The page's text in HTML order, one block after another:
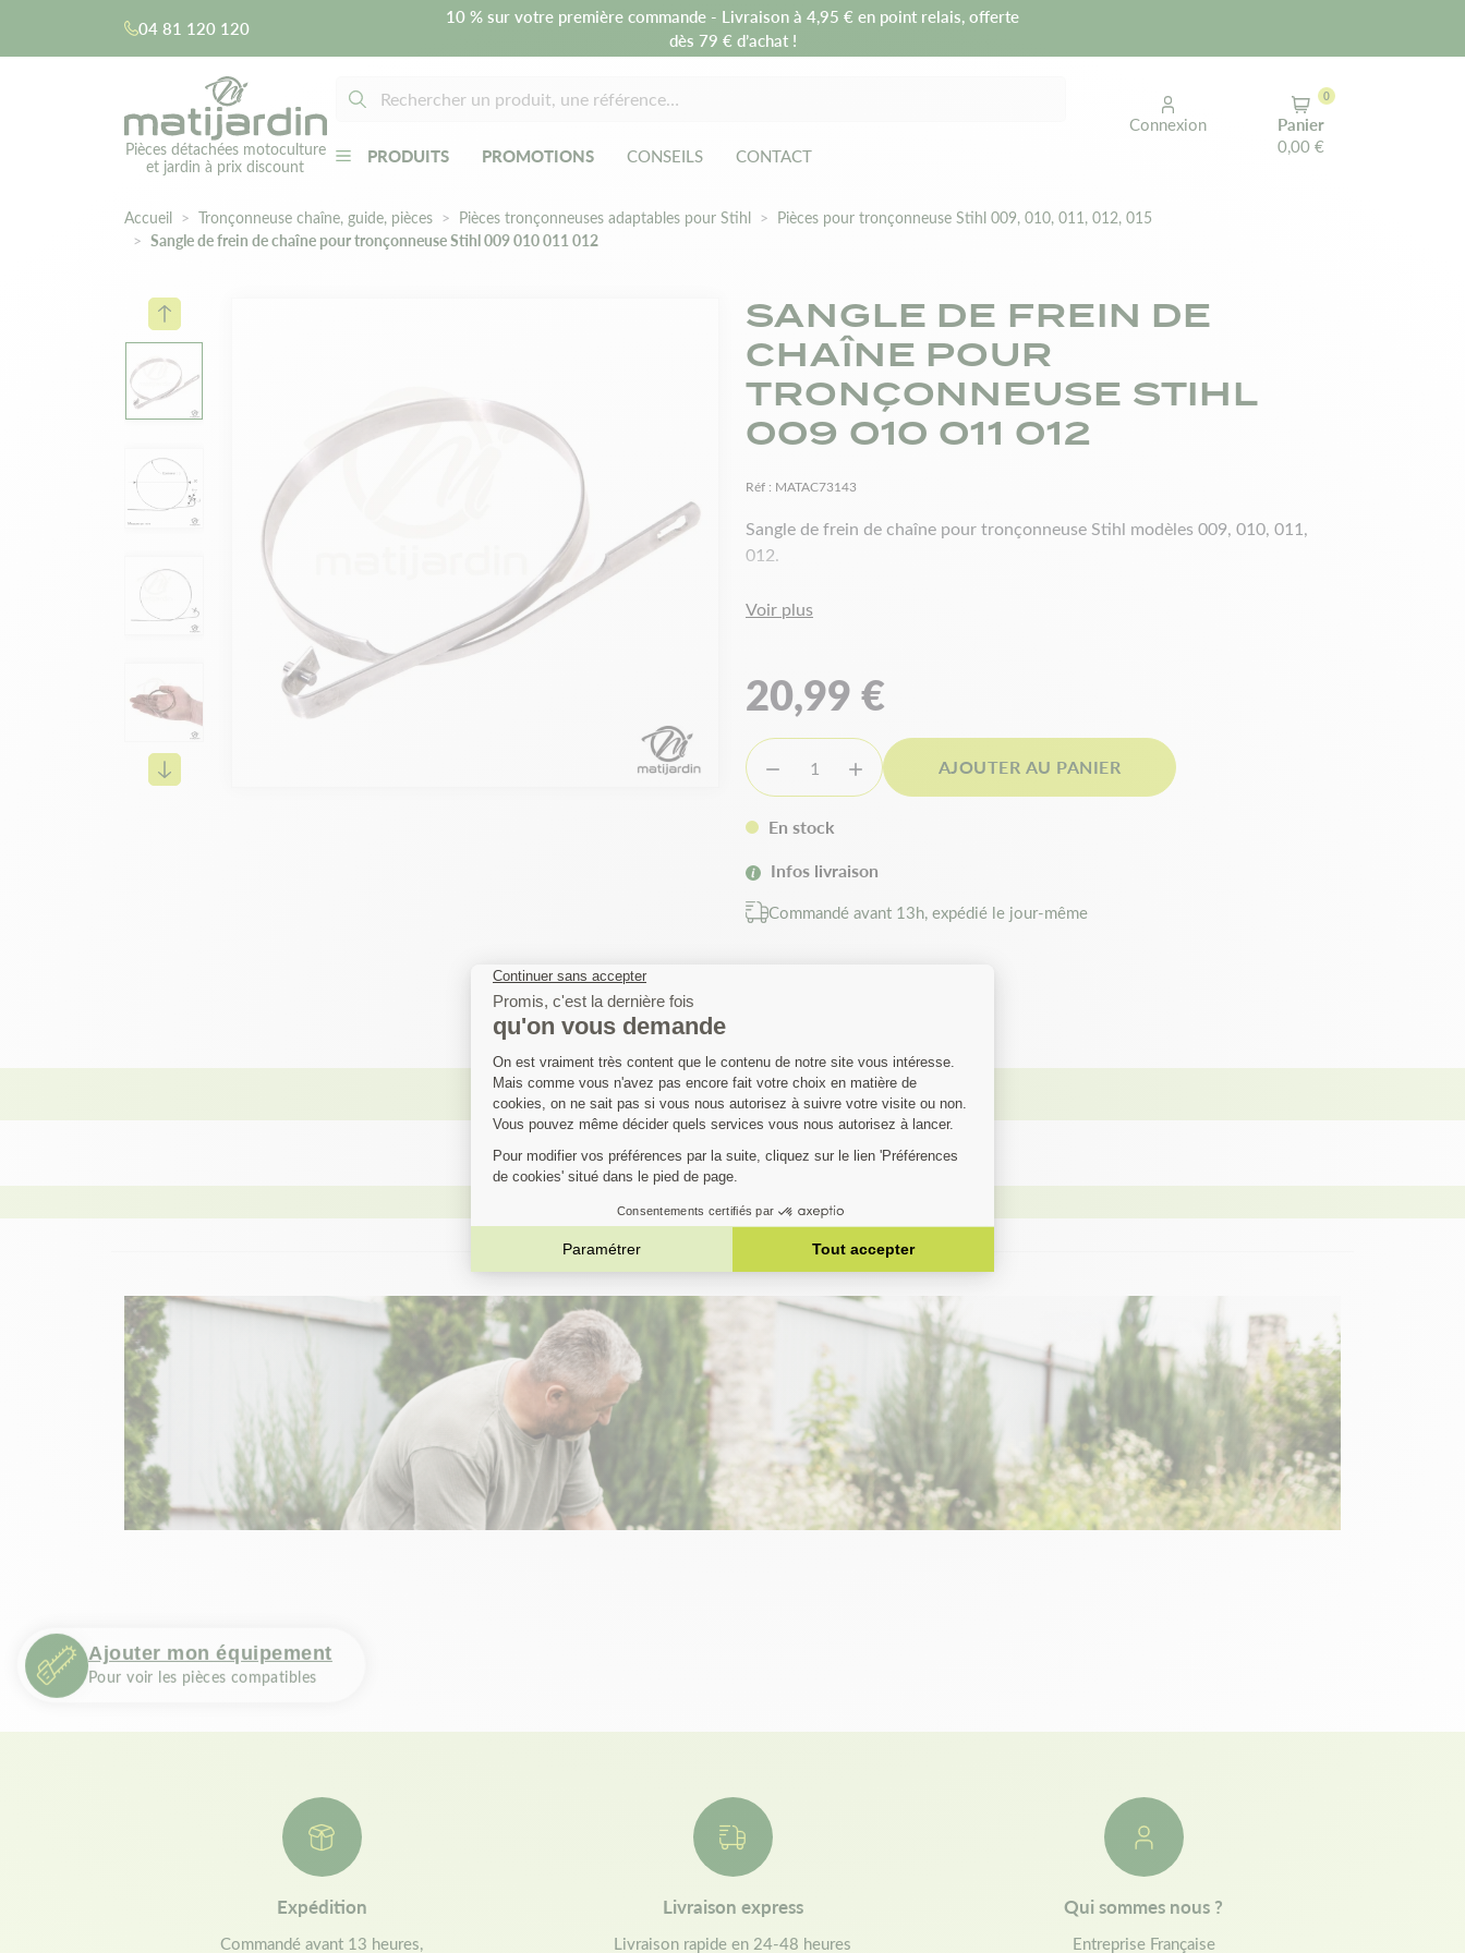
04 81 120 120
10 % sur votre première commande - Livraison à 4,95 € en point relais, offerte
dès 79 € d’achat !
Pièces détachées motoculture
et jardin à prix discount
PRODUITS PROMOTIONS CONSEILS CONTACT
Connexion
Panier
0,00 €
0
Ajouter mon équipement
Pour voir les pièces compatibles
Accueil Tronçonneuse chaîne, guide, pièces Pièces tronçonneuses adaptables pour Stihl
Pièces pour tronçonneuse Stihl 009, 010, 011, 012, 015
Sangle de frein de chaîne pour tronçonneuse Stihl 009 010 011 012
SANGLE DE FREIN DE
CHAÎNE POUR
TRONÇONNEUSE STIHL
009 010 011 012
Réf : MATAC73143
Sangle de frein de chaîne pour tronçonneuse Stihl modèles 009, 010, 011,
012.
Voir plus
20,99 €
  AJOUTER AU PANIER
En stock
Infos livraison
Commandé avant 13h, expédié le jour-même
Avis clients
Expédition
Commandé avant 13 heures,
Livraison express
Livraison rapide en 24-48 heures
Qui sommes nous ?
Entreprise Française